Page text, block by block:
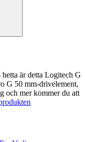
är detta Logitech G
G 50 mm-drivelement,
och mer kommer du att